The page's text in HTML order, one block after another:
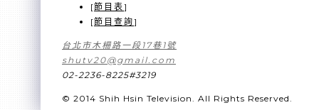
[節目表]
[節目查詢]
台北市木柵路一段17巷1號
shutv20@gmail.com
02-2236-8225#3219
© 2014 Shih Hsin Television. All Rights Reserved.